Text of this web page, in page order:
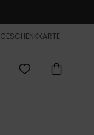
GESCHENKKARTE